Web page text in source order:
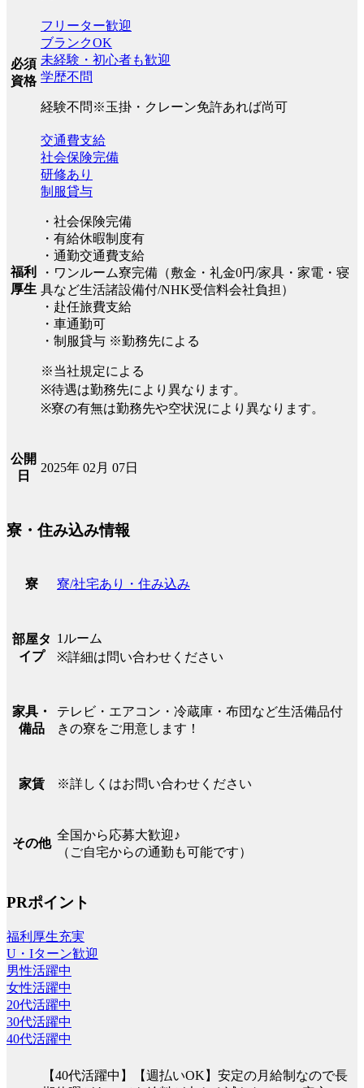
必須
資格
フリーター歓迎
ブランクOK
未経験・初心者も歓迎
学歴不問
経験不問※玉掛・クレーン免許あれば尚可
福利
厚生
交通費支給
社会保険完備
研修あり
制服貸与
・社会保険完備
・有給休暇制度有
・通勤交通費支給
・ワンルーム寮完備（敷金・礼金0円/家具・家電・寝
具など生活諸設備付/NHK受信料会社負担）
・赴任旅費支給
・車通勤可
・制服貸与 ※勤務先による
※当社規定による
※待遇は勤務先により異なります。
※寮の有無は勤務先や空状況により異なります。
公開
日
2025年 02月 07日
寮・住み込み情報
寮 寮/社宅あり・住み込み
部屋タ
イプ
1ルーム
※詳細は問い合わせください
家具・
備品
テレビ・エアコン・冷蔵庫・布団など生活備品付
きの寮をご用意します！
家賃 ※詳しくはお問い合わせください
その他
全国から応募大歓迎♪
（ご自宅からの通勤も可能です）
PRポイント
福利厚生充実
U・Iターン歓迎
男性活躍中
女性活躍中
20代活躍中
30代活躍中
40代活躍中
【40代活躍中】【週払いOK】安定の月給制なので長